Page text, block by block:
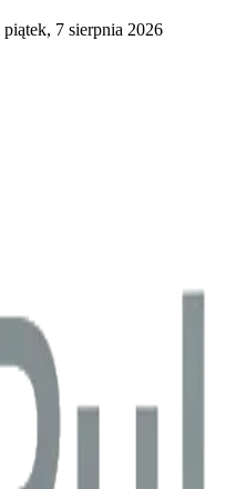
piątek, 7 sierpnia 2026